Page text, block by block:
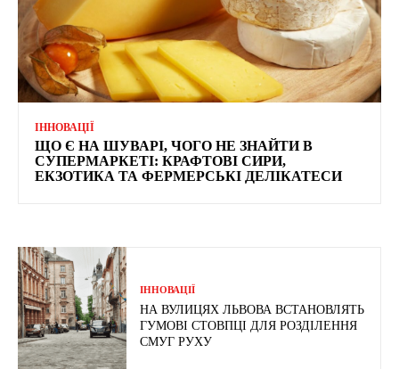
ІННОВАЦІЇ
ЩО Є НА ШУВАРІ, ЧОГО НЕ ЗНАЙТИ В
СУПЕРМАРКЕТІ: КРАФТОВІ СИРИ,
ЕКЗОТИКА ТА ФЕРМЕРСЬКІ ДЕЛІКАТЕСИ
ІННОВАЦІЇ
НА ВУЛИЦЯХ ЛЬВОВА ВСТАНОВЛЯТЬ
ГУМОВІ СТОВПЦІ ДЛЯ РОЗДІЛЕННЯ
СМУГ РУХУ